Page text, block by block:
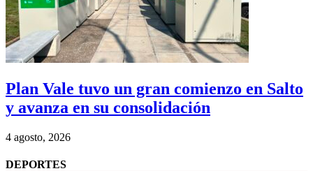
Plan Vale tuvo un gran comienzo en Salto
y avanza en su consolidación
4 agosto, 2026
DEPORTES